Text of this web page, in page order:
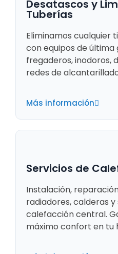
Desatascos y
Tuberías
Eliminamos cualquier
con equipos de última
fregaderos, inodoros,
redes de
Más información
Servicios de
Instalación,
radiadores, calderas y
calefacción central.
máximo confort en tu